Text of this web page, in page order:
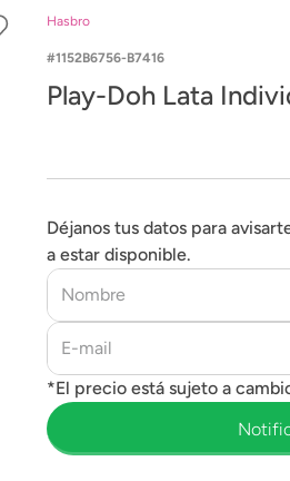
Hasbro
1152B6756-B7416
Play-Doh Lata
Déjanos tus datos para
a estar disponible.